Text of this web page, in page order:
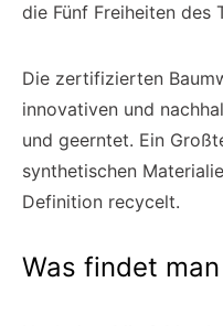
die Fünf Freiheiten des
Die zertifizierten
innovativen und
und geerntet. Ein
synthetischen
Definition recycelt.
Was findet man